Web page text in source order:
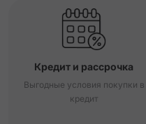
Кредит и рассрочка
Выгодные условия покупки в
кредит